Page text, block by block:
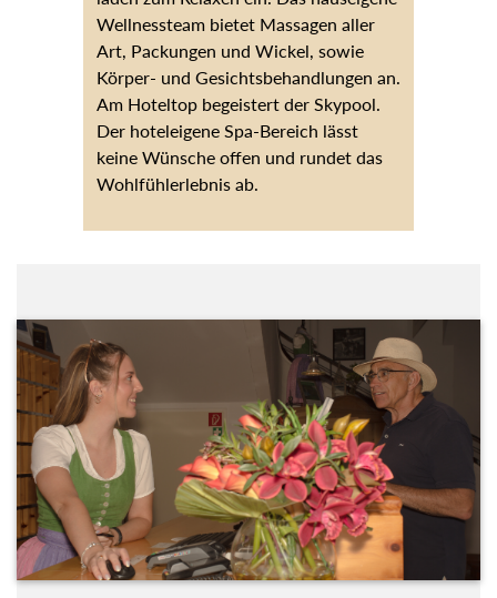
Wellnessteam bietet Massagen aller
Art, Packungen und Wickel, sowie
Körper- und Gesichtsbehandlungen an.
Am Hoteltop begeistert der Skypool.
Der hoteleigene Spa-Bereich lässt
keine Wünsche offen und rundet das
Wohlfühlerlebnis ab.